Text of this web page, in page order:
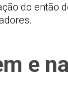
do então
e